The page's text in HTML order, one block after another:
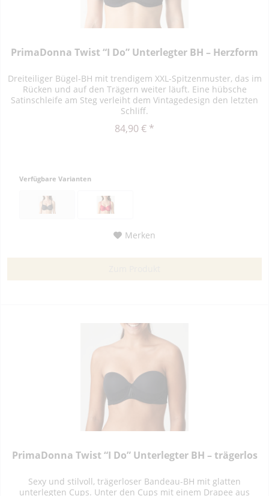
PrimaDonna Twist “I Do” Unterlegter BH – Herzform
Dreiteiliger Bügel-BH mit trendigem XXL-Spitzenmuster, das im
Rücken und auf den Trägern weiter läuft. Eine hübsche
Satinschleife am Steg verleiht dem Vintagedesign den letzten
Schliff.
84,90 € *
Verfügbare Varianten
Merken
PrimaDonna Twist “I Do” Unterlegter BH – trägerlos
Sexy und stilvoll, trägerloser Bandeau-BH mit glatten
unterlegten Cups. Unter den Cups mit einem Drapee aus